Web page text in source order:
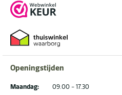
Openingstijden
Maandag:
09.00 - 17.30